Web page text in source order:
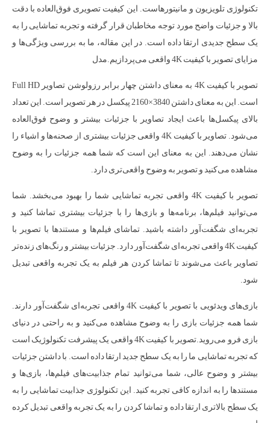
تکنولوژی تلویزیون و مانیتورهاست. این کیفیت تصویری فوق‌العاده با دقت
بالا و جزئیات واضح مورد توجه مخاطبان قرار گرفته و تجربه تماشایی را به
یک سطح جدیدی ارتقا داده است. در این مقاله، ما به بررسی ویژگی‌ها و
مزایای تصویر با کیفیت 4K واقعی می‌پردازیم.مدل
تصویر با کیفیت 4K به معنای داشتن چهار برابر رزولوشن تصاویر Full HD
است. این به معنای داشتن 3840×2160 پیکسل در هر تصویر است. این تعداد
بالای پیکسل‌ها باعث ایجاد تصاویر با جزئیات بیشتر و وضوح فوق‌العاده
می‌شود. تصاویر با کیفیت 4K واقعی جزئیات بیشتری از صحنه‌ها و اشیاء را
نشان می‌دهند. این به معنای این است که شما همه جزئیات را به وضوح
مشاهده می‌کنید و تصویر به وضوح واقعی‌تری دارد.
تصویر با کیفیت 4K واقعی تجربه تماشایی شما را بهبود می‌بخشد. شما
می‌توانید فیلم‌ها، برنامه‌ها و بازی‌ها را با جزئیات بیشتری تماشا کنید و
تجربه‌ای شگفت‌آور داشته باشید. تماشای فیلم‌ها و مستند‌ها با تصویر با
کیفیت 4K واقعی تجربه‌ای شگفت‌آور دارد. جزئیات بیشتر و رنگ‌های زنده‌تر
تصاویر باعث می‌شوند تا تماشا کردن هر فیلم به یک تجربه واقعی تبدیل
شود.
بازی‌های ویدئویی با تصویر با کیفیت 4K واقعی تجربه‌ای شگفت‌آور دارند.
شما همه جزئیات بازی را به وضوح مشاهده می‌کنید و به راحتی در دنیای
بازی فرو می‌روید.تصویر با کیفیت 4K واقعی یک پیشرفت تکنولوژیک است
که تجربه تماشایی ما را به یک سطح جدید ارتقا داده است. با داشتن جزئیات
بیشتر و وضوح عالی، شما می‌توانید تمام جذابیت‌های فیلم‌ها، بازی‌ها و
مستند‌ها را به اندازه کافی تجربه کنید. این تکنولوژی جذابیت تماشایی را به
یک سطح بالاتری ارتقا داده و تماشا کردن را به یک تجربه واقعی تبدیل کرده